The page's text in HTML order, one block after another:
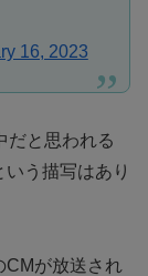
16, 2023
だと思われる
う描写はあり
CMが放送され